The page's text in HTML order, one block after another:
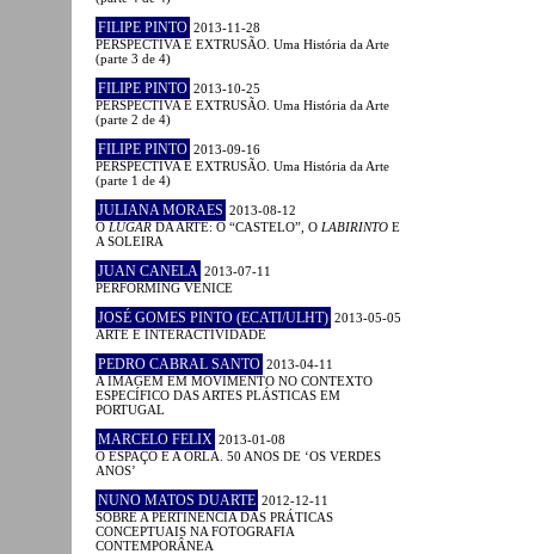
FILIPE PINTO 2013-11-28
PERSPECTIVA E EXTRUSÃO. Uma História da Arte
(parte 3 de 4)
FILIPE PINTO 2013-10-25
PERSPECTIVA E EXTRUSÃO. Uma História da Arte
(parte 2 de 4)
FILIPE PINTO 2013-09-16
PERSPECTIVA E EXTRUSÃO. Uma História da Arte
(parte 1 de 4)
JULIANA MORAES 2013-08-12
O LUGAR DA ARTE: O “CASTELO”, O LABIRINTO E
A SOLEIRA
JUAN CANELA 2013-07-11
PERFORMING VENICE
JOSÉ GOMES PINTO (ECATI/ULHT) 2013-05-05
ARTE E INTERACTIVIDADE
PEDRO CABRAL SANTO 2013-04-11
A IMAGEM EM MOVIMENTO NO CONTEXTO
ESPECÍFICO DAS ARTES PLÁSTICAS EM
PORTUGAL
MARCELO FELIX 2013-01-08
O ESPAÇO E A ORLA. 50 ANOS DE ‘OS VERDES
ANOS’
NUNO MATOS DUARTE 2012-12-11
SOBRE A PERTINÊNCIA DAS PRÁTICAS
CONCEPTUAIS NA FOTOGRAFIA
CONTEMPORÂNEA